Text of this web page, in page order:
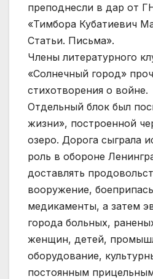
преподнесли в дар от
«Тимбора Кубатиевич
Статьи. Письма».
Члены литературного
«Солнечный город»
стихотворения о войне.
Отдельный блок был
жизни», построенной
озеро. Дорога сыграла
роль в обороне
доставлять
вооружение,
медикаменты, а затем
города больных,
женщин, детей,
оборудование,
постоянным